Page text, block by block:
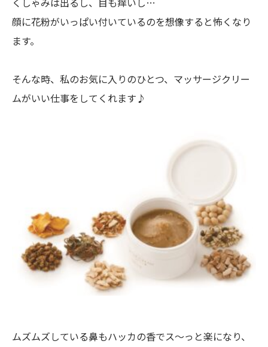
顔に花粉がいっぱい付いているのを想像すると怖くなり
ます。
そんな時、私のお気に入りのひとつ、マッサージクリー
ムがいい仕事をしてくれます♪
ムズムズしている鼻もハッカの香でス～っと楽になり、